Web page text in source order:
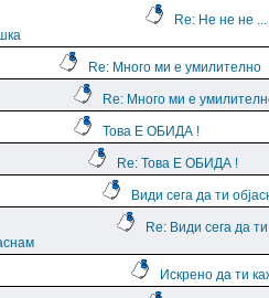
Re: Не не не ...
Re: Много ми е умилително
Re: Много ми е
Това Е ОБИДА !
Re: Това Е ОБИДА !
Види сега да ти
Re: Види сега да ти
Искрено да ти